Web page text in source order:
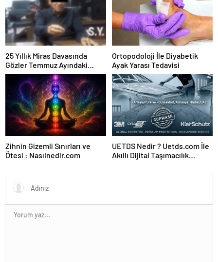
25 Yıllık Miras Davasında
Gözler Temmuz Ayındaki
Karar Duruşmasına Çevrildi
Ortopodoloji İle Diyabetik
Ayak Yarası Tedavisi
Zihnin Gizemli Sınırları ve
Ötesi : Nasılnedir.com
UETDS Nedir ? Uetds.com İle
Akıllı Dijital Taşımacılık